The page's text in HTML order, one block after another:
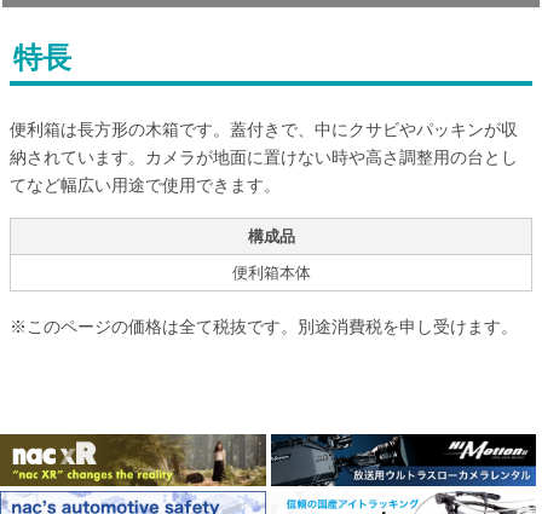
特長
便利箱は長方形の木箱です。蓋付きで、中にクサビやパッキンが収
納されています。カメラが地面に置けない時や高さ調整用の台とし
てなど幅広い用途で使用できます。
構成品
便利箱本体
※このページの価格は全て税抜です。別途消費税を申し受けます。